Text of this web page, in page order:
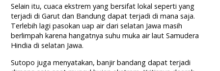
Selain itu, cuaca ekstrem yang bersifat lokal seperti yang
terjadi di Garut dan Bandung dapat terjadi di mana saja.
Terlebih lagi pasokan uap air dari selatan Jawa masih
berlimpah karena hangatnya suhu muka air laut Samudera
Hindia di selatan Jawa.
Sutopo juga menyatakan, banjir bandang dapat terjadi